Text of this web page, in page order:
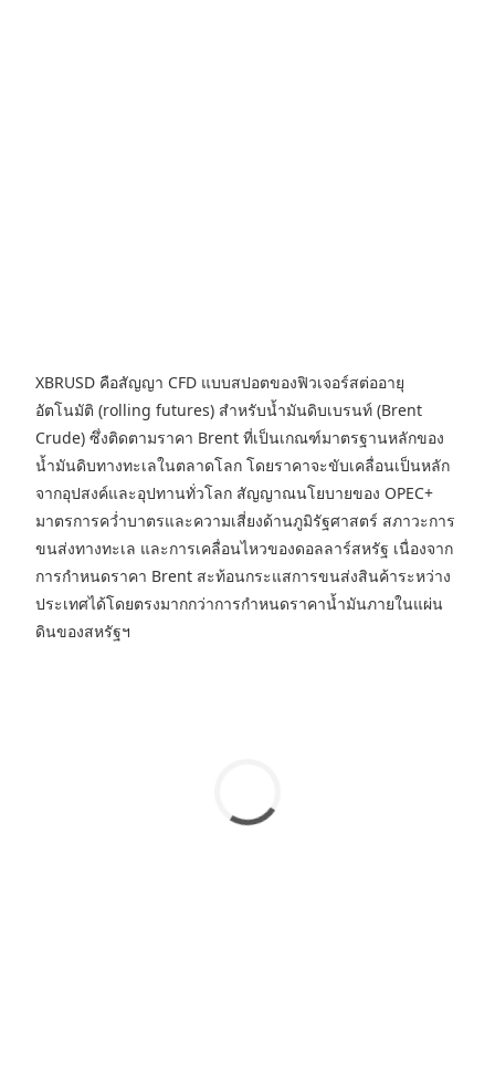
XBRUSD คือสัญญา CFD แบบสปอตของฟิวเจอร์สต่ออายุ
อัตโนมัติ (rolling futures) สำหรับน้ำมันดิบเบรนท์ (Brent
Crude) ซึ่งติดตามราคา Brent ที่เป็นเกณฑ์มาตรฐานหลักของ
น้ำมันดิบทางทะเลในตลาดโลก โดยราคาจะขับเคลื่อนเป็นหลัก
จากอุปสงค์และอุปทานทั่วโลก สัญญาณนโยบายของ OPEC+
มาตรการคว่ำบาตรและความเสี่ยงด้านภูมิรัฐศาสตร์ สภาวะการ
ขนส่งทางทะเล และการเคลื่อนไหวของดอลลาร์สหรัฐ เนื่องจาก
การกำหนดราคา Brent สะท้อนกระแสการขนส่งสินค้าระหว่าง
ประเทศได้โดยตรงมากกว่าการกำหนดราคาน้ำมันภายในแผ่น
ดินของสหรัฐฯ